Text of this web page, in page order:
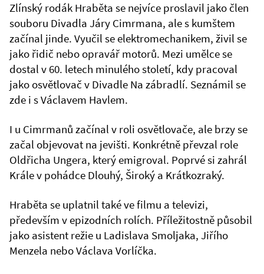
Zlínský rodák Hraběta se nejvíce proslavil jako člen
souboru Divadla Járy Cimrmana, ale s kumštem
začínal jinde. Vyučil se elektromechanikem, živil se
jako řidič nebo opravář motorů. Mezi umělce se
dostal v 60. letech minulého století, kdy pracoval
jako osvětlovač v Divadle Na zábradlí. Seznámil se
zde i s Václavem Havlem.
I u Cimrmanů začínal v roli osvětlovače, ale brzy se
začal objevovat na jevišti. Konkrétně převzal role
Oldřicha Ungera, který emigroval. Poprvé si zahrál
Krále v pohádce Dlouhý, Široký a Krátkozraký.
Hraběta se uplatnil také ve filmu a televizi,
především v epizodních rolích. Příležitostně působil
jako asistent režie u Ladislava Smoljaka, Jiřího
Menzela nebo Václava Vorlíčka.